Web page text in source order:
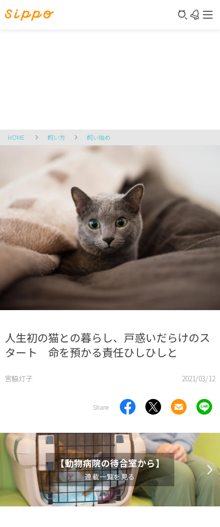
HOME 飼い方 飼い始め
人生初の猫との暮らし、戸惑いだらけのス
タート 命を預かる責任ひしひしと
宮脇灯子 2021/03/12
Share
【動物病院の待合室から】
連載一覧を見る